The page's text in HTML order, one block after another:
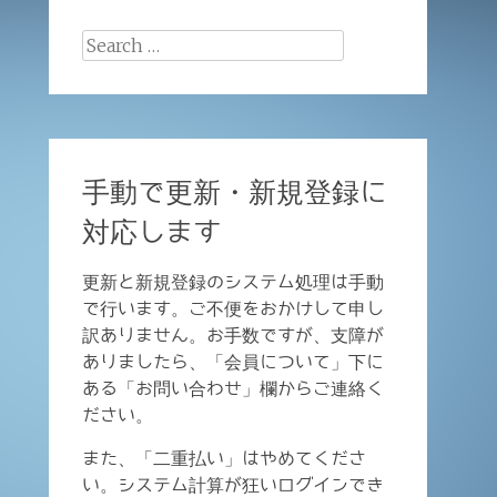
Search
手動で更新・新規登録に
対応します
更新と新規登録のシステム処理は手動
で行います。ご不便をおかけして申し
訳ありません。お手数ですが、支障が
ありましたら、「会員について」下に
ある「お問い合わせ」欄からご連絡く
ださい。
また、「二重払い」はやめてくださ
い。システム計算が狂いログインでき